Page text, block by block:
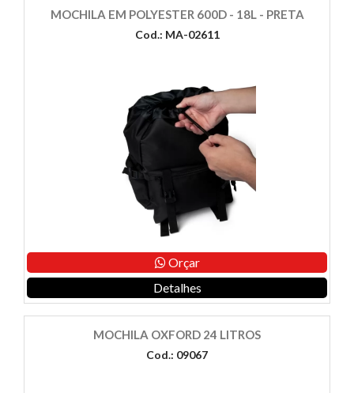
MOCHILA EM POLYESTER 600D - 18L - PRETA
Cod.: MA-02611
Orçar
Detalhes
MOCHILA OXFORD 24 LITROS
Cod.: 09067